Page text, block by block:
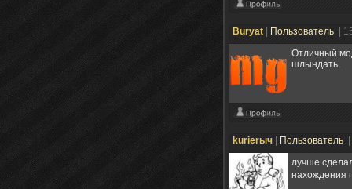
Buryat Пользователь
|
Отличный
шлындать.
kurierыч Пользователь
лучше
нахождения